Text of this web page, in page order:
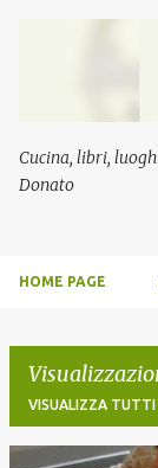
Cucina, libri,
Donato
HOME PAGE
VISUALIZZA TUTTI